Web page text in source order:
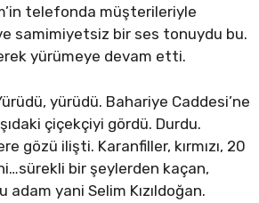
telefonda müşterileriyle
samimiyetsiz bir ses tonuydu bu.
yürümeye devam etti.
yürüdü. Bahariye Caddesi’ne
çiçekçiyi gördü. Durdu.
gözü ilişti. Karanfiller, kırmızı, 20
bir şeylerden kaçan,
adam yani Selim Kızıldoğan.